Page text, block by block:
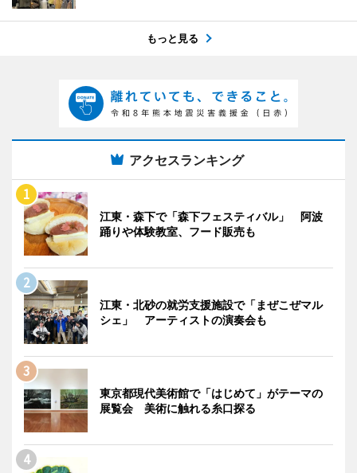
もっと見る
アクセスランキング
江東・森下で「森下フェスティバル」 阿波
踊りや体験教室、フード販売も
江東・北砂の就労支援施設で「まぜこぜマル
シェ」 アーティストの演奏会も
東京都現代美術館で「はじめて」がテーマの
展覧会 美術に触れる糸口探る